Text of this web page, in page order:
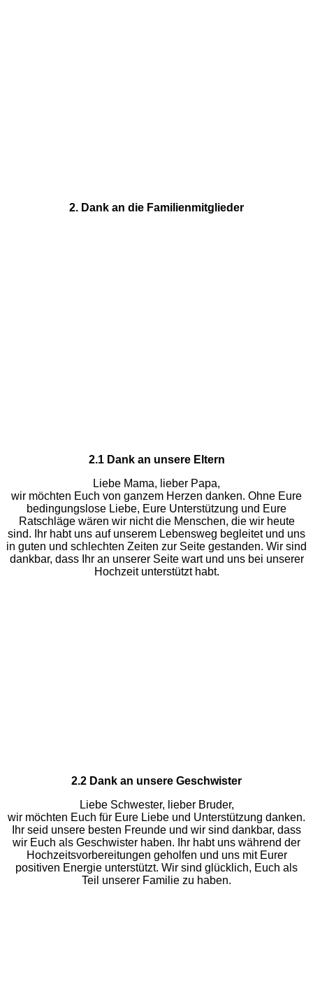
2. Dank an die Familienmitglieder
2.1 Dank an unsere Eltern
Liebe Mama, lieber Papa,
wir möchten Euch von ganzem Herzen danken. Ohne Eure
bedingungslose Liebe, Eure Unterstützung und Eure
Ratschläge wären wir nicht die Menschen, die wir heute
sind. Ihr habt uns auf unserem Lebensweg begleitet und uns
in guten und schlechten Zeiten zur Seite gestanden. Wir sind
dankbar, dass Ihr an unserer Seite wart und uns bei unserer
Hochzeit unterstützt habt.
2.2 Dank an unsere Geschwister
Liebe Schwester, lieber Bruder,
wir möchten Euch für Eure Liebe und Unterstützung danken.
Ihr seid unsere besten Freunde und wir sind dankbar, dass
wir Euch als Geschwister haben. Ihr habt uns während der
Hochzeitsvorbereitungen geholfen und uns mit Eurer
positiven Energie unterstützt. Wir sind glücklich, Euch als
Teil unserer Familie zu haben.